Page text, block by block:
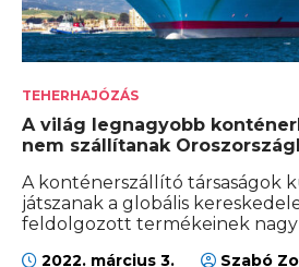
TEHERHAJÓZÁS
A világ legnagyobb
nem szállítanak
A konténerszállító társaságok
játszanak a globális
feldolgozott termékeinek nagy
2022. március 3. Szabó